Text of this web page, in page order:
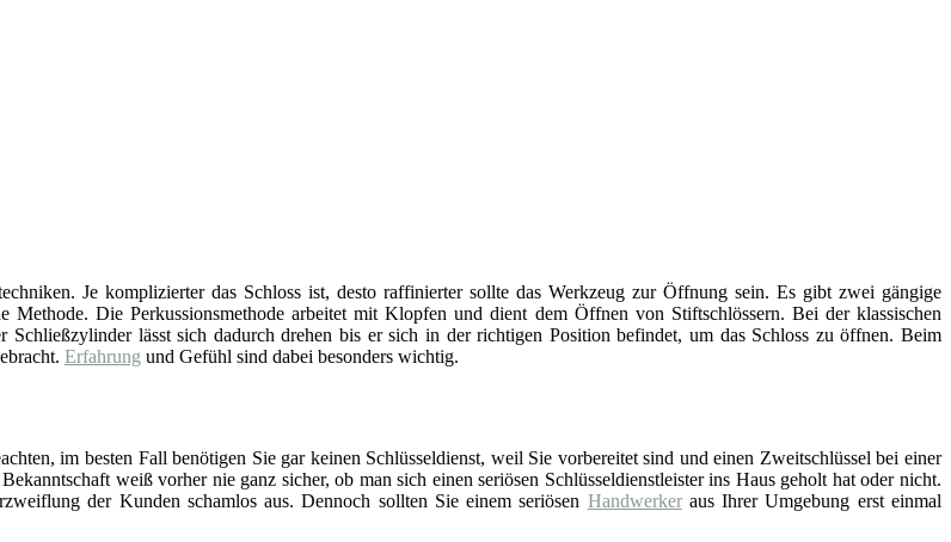
Je komplizierter das Schloss ist, desto raffinierter sollte das Werkzeug zur Öffnung sein. Es gibt zwei gängige
Methode. Die Perkussionsmethode arbeitet mit Klopfen und dient dem Öffnen von Stiftschlössern. Bei der klassischen
lässt sich dadurch drehen bis er sich in der richtigen Position befindet, um das Schloss zu öffnen. Beim
Erfahrung und Gefühl sind dabei besonders wichtig.
im besten Fall benötigen Sie gar keinen Schlüsseldienst, weil Sie vorbereitet sind und einen Zweitschlüssel bei einer
weiß vorher nie ganz sicher, ob man sich einen seriösen Schlüsseldienstleister ins Haus geholt hat oder nicht.
der Kunden schamlos aus. Dennoch sollten Sie einem seriösen Handwerkeraus Ihrer Umgebung erst einmal